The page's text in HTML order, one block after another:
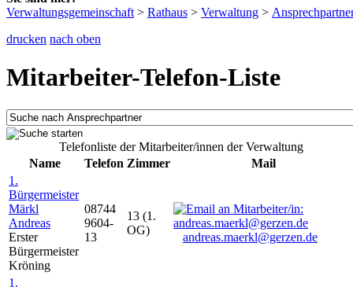
Verwaltungsgemeinschaft > Rathaus > Verwaltung >
drucken nach oben
Mitarbeiter-Telefon-Liste
Telefonliste der Mitarbeiter/innen der Verwaltung
Name
Telefon Zimmer
Mail
1.
Bürgermeister
Märkl
Andreas
Erster
Bürgermeister
Kröning
08744
9604-
13
13 (1.
OG)
andreas.maerkl@gerzen.de
1.